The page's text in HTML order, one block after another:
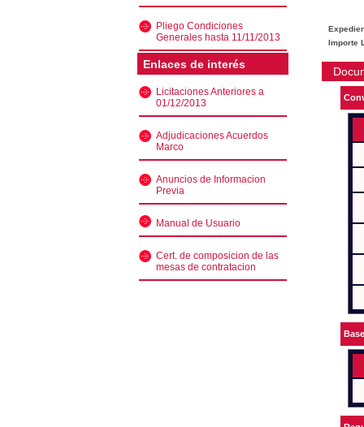
Pliego Condiciones
Generales hasta 11/11/2013
Enlaces de interés
Licitaciones Anteriores a
01/12/2013
Adjudicaciones Acuerdos
Marco
Anuncios de Informacion
Previa
Manual de Usuario
Cert. de composicion de las
mesas de contratacion
Importe